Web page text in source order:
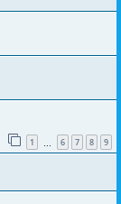
1 6 7 8 9